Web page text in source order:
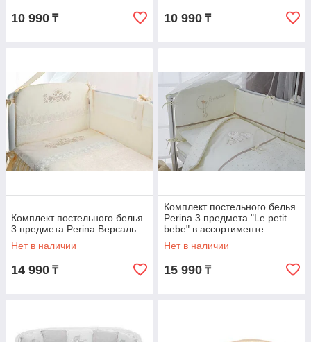
10 990 ₸ 10 990 ₸
Комплект постельного белья
3 предмета Perina Версаль
Нет в наличии
14 990 ₸
Комплект постельного белья
Perina 3 предмета "Le petit
bebe" в ассортименте
Нет в наличии
15 990 ₸